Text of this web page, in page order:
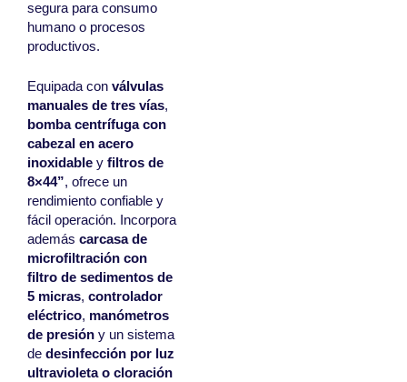
segura para consumo
humano o procesos
productivos.
Equipada con válvulas
manuales de tres vías,
bomba centrífuga con
cabezal en acero
inoxidable y filtros de
8×44”, ofrece un
rendimiento confiable y
fácil operación. Incorpora
además carcasa de
microfiltración con
filtro de sedimentos de
5 micras, controlador
eléctrico, manómetros
de presión y un sistema
de desinfección por luz
ultravioleta o cloración